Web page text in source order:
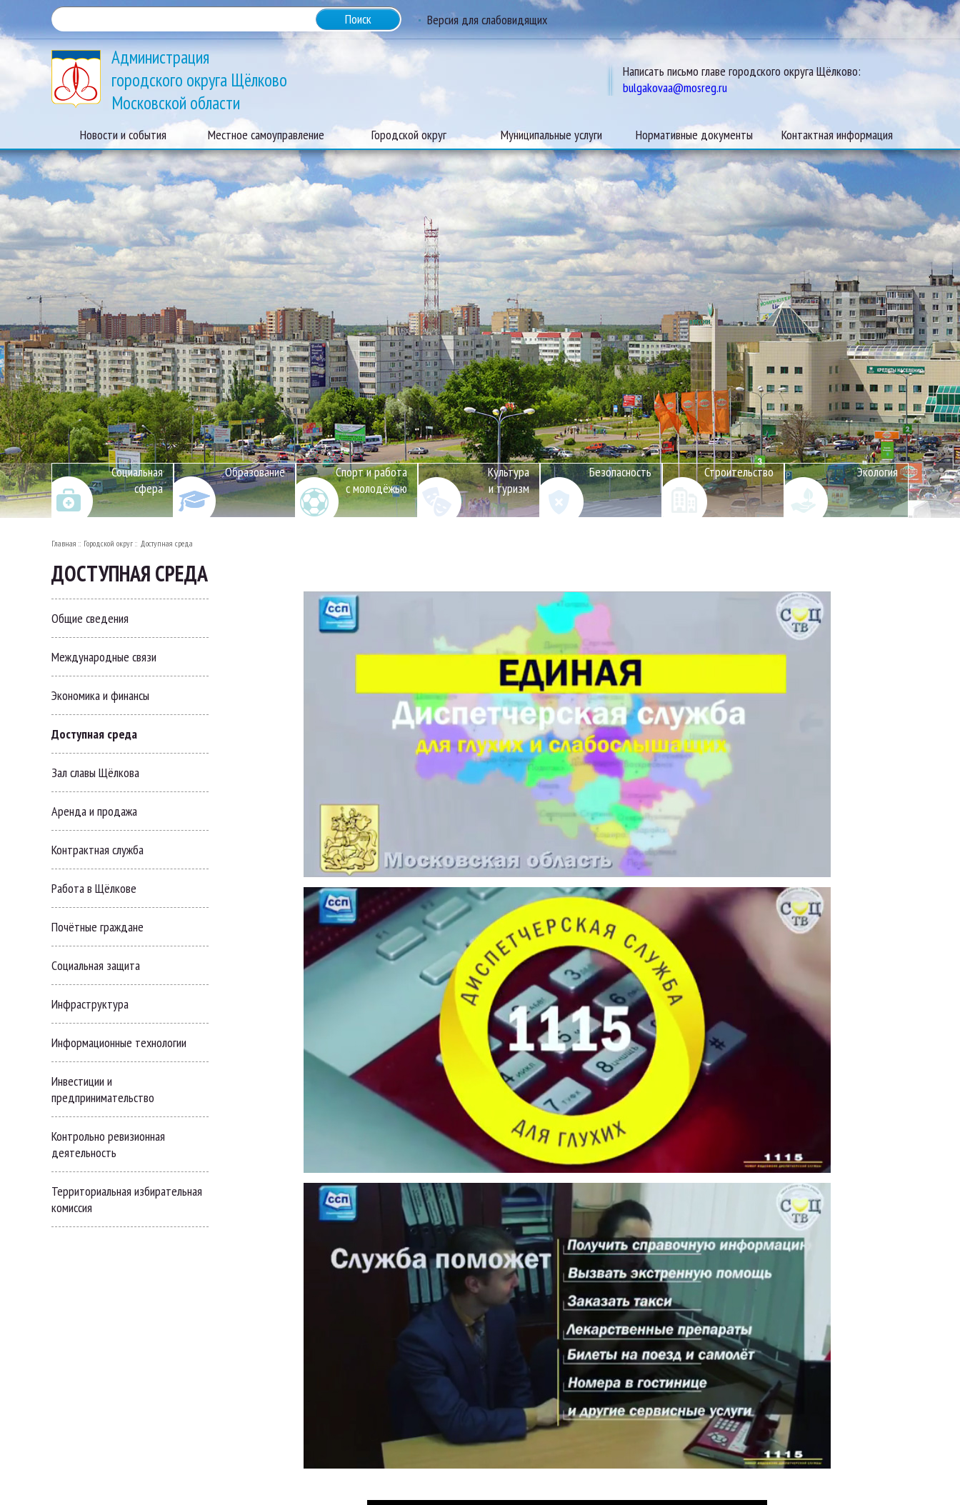
Версия для слабовидящих
Администрация
городского округа Щёлково
Московской области
Написать письмо главе городского округа Щёлково:
bulgakovaa@mosreg.ru
Новости и события Местное самоуправление Городской округ Муниципальные услуги Нормативные документы Контактная информация
Социальная
сфера
Образование
Спорт и работа
с молодёжью
Культура
и туризм
Безопасность Строительство Экология
Главная Городской округ Доступная среда
ДОСТУПНАЯ СРЕДА
Общие сведения
Международные связи
Экономика и финансы
Доступная среда
Зал славы Щёлкова
Аренда и продажа
Контрактная служба
Работа в Щёлкове
Почётные граждане
Cоциальная защита
Инфраструктура
Информационные технологии
Инвестиции и
предпринимательство
Контрольно ревизионная
деятельность
Территориальная избирательная
комиссия